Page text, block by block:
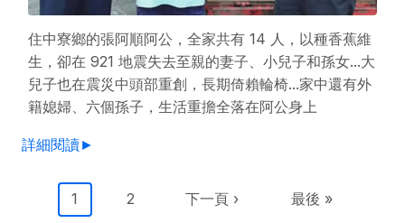
住中寮鄉的張阿順阿公，全家共有 14 人，以種香蕉維
生，卻在 921 地震失去至親的妻子、小兒子和孫女...大
兒子也在震災中頭部重創，長期倚賴輪椅...家中還有外
籍媳婦、六個孫子，生活重擔全落在阿公身上
詳細閱讀►
Pagination目前頁面
1 Page
2 下一頁
下一頁 › Last page
最後 »